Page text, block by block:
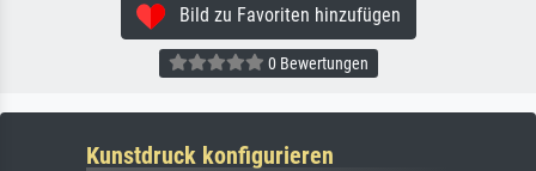
Bild zu Favoriten hinzufügen
0 Bewertungen
Kunstdruck konfigurieren